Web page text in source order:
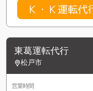
Ｋ・Ｋ運転
東葛運転代行
松戸市
営業時間